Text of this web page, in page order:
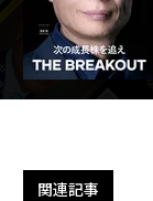
関連記事